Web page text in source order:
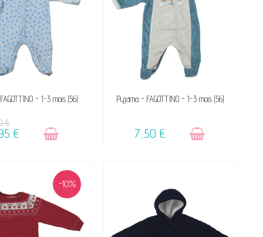
DE SON SUCCÈS
- 1-3 mois (56)
€
€
VENDU, VICTIME DE SON SUCCÈS
Pyjama - FAGOTTINO - 1-3 mois (56)
7,50 €
-10%